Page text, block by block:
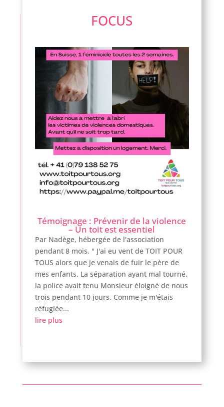
FOCUS
Témoignage : Prévenir de la violence
– Un toit est essentiel
Par Nadège, hébergée de l'association
pendant 8 mois. " J'ai eu vent de TOIT POUR
TOUS alors que je venais de fuir le père de
mes enfants. La séparation ayant mal tourné,
la police avait tenu Monsieur éloigné de nous
trois pendant 10 jours. Comme je m'étais
réfugiée...
lire plus